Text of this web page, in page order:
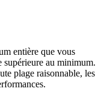
entière que vous
supérieure au minimum.
plage raisonnable, les